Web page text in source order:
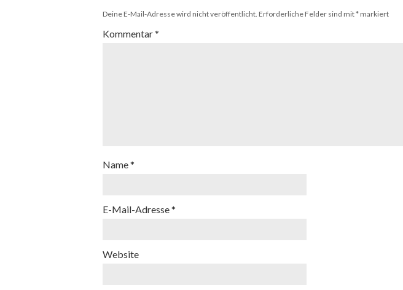
Deine E-Mail-Adresse wird nicht veröffentlicht. Erforderliche Felder sind mit*markiert
Kommentar*
Name*
E-Mail-Adresse*
Website